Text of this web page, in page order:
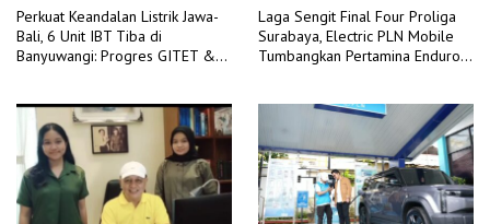
Perkuat Keandalan Listrik Jawa-
Bali, 6 Unit IBT Tiba di
Banyuwangi: Progres GITET &
Laga Sengit Final Four Proliga
Surabaya, Electric PLN Mobile
Tumbangkan Pertamina Enduro